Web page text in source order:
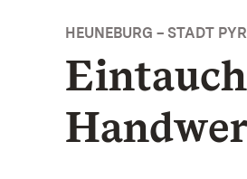
HEUNEBURG – STADT